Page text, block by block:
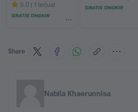
happypricemart
5.0 1 terjual
Share
Nabila Khaerunnisa